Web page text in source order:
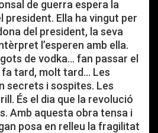
de guerra espera la
president. Ella ha vingut per
del president, la seva
l’esperen amb ella.
de vodka… fan passar el
fa tard, molt tard… Les
secrets i sospites. Les
És el dia que la revolució
Amb aquesta obra tensa i
posa en relleu la fragilitat